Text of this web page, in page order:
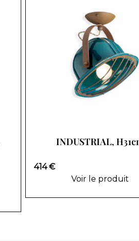
INDUSTRIAL,
414 €
Voir le produit